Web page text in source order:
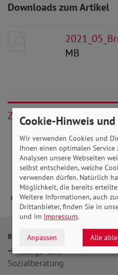
Downloads zum Artikel
MB
Zurück
BERATUNG
Alltags- und
Sozialberatung
Cookie-Hinweis
Wir verwenden Cookies und
Ihnen einen optimalen
Analysen unsere Webseiten
selbst entscheiden, welche
verwenden dürfen. Natürlich
Möglichkeit, die bereits
Weitere Informationen, auch
Drittanbieter, finden Sie in
und im Impressum.
Anpassen Alle